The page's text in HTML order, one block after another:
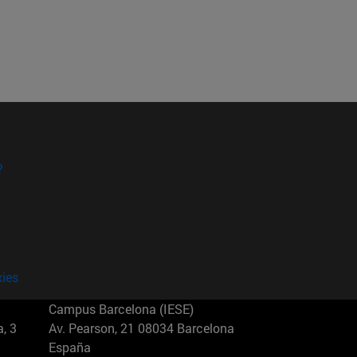
3
Campus Barcelona (IESE)
Av. Pearson, 21 08034 Barcelona
España